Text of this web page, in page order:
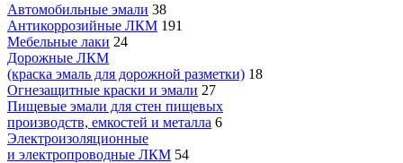
Автомобильные эмали 38
Антикоррозийные ЛКМ 191
Мебельные лаки 24
Дорожные ЛКМ
(краска эмаль для дорожной разметки) 18
Огнезащитные краски и эмали 27
Пищевые эмали для стен пищевых
производств, емкостей и металла 6
Электроизоляционные
и электропроводные ЛКМ 54